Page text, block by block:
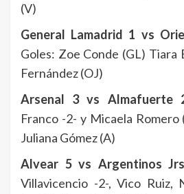
(V)
General Lamadrid 1 vs
Goles: Zoe Conde (GL) Tiara
Fernández (OJ)
Arsenal 3 vs Almafuerte
Franco -2- y Micaela
Juliana Gómez (A)
Alvear 5 vs Argentinos
Villavicencio -2-, Vico Ruiz,